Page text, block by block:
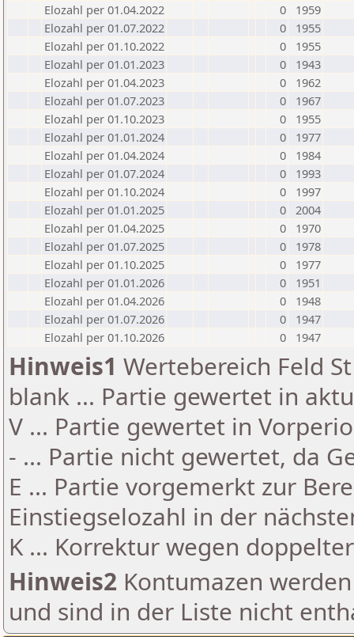
Elozahl per 01.04.2022
0
1959
Elozahl per 01.07.2022
0
1955
Elozahl per 01.10.2022
0
1955
Elozahl per 01.01.2023
0
1943
Elozahl per 01.04.2023
0
1962
Elozahl per 01.07.2023
0
1967
Elozahl per 01.10.2023
0
1955
Elozahl per 01.01.2024
0
1977
Elozahl per 01.04.2024
0
1984
Elozahl per 01.07.2024
0
1993
Elozahl per 01.10.2024
0
1997
Elozahl per 01.01.2025
0 2004
Elozahl per 01.04.2025
0
1970
Elozahl per 01.07.2025
0
1978
Elozahl per 01.10.2025
0
1977
Elozahl per 01.01.2026
0
1951
Elozahl per 01.04.2026
0
1948
Elozahl per 01.07.2026
0
1947
Elozahl per 01.10.2026
0 1947
Hinweis1 Wertebereich Feld
blank ... Partie gewertet in
V ... Partie gewertet in
- ... Partie nicht gewertet, da
E ... Partie vorgemerkt zur
Einstiegselozahl in der
K ... Korrektur wegen
Hinweis2 Kontumazen
und sind in der Liste nicht